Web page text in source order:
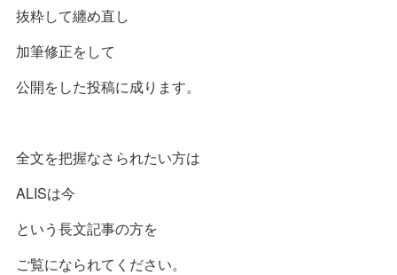
抜粋して纏め直し
加筆修正をして
公開をした投稿に成ります。
全文を把握なさられたい方は
ALISは今
という長文記事の方を
ご覧になられてください。